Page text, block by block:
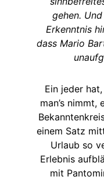
gehen.
Erkenntnis
dass Mario
Ein jeder
man’s nimmt,
einem Satz
Urlaub so
Erlebnis
mit